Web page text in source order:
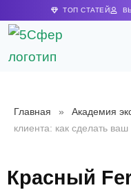
ТОП СТАТЕЙ
Главная » Академия
клиента: как сделать
Красный